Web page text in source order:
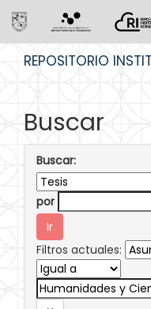
REPOSITORIO
Buscar
Buscar:
por
Filtros actuales: